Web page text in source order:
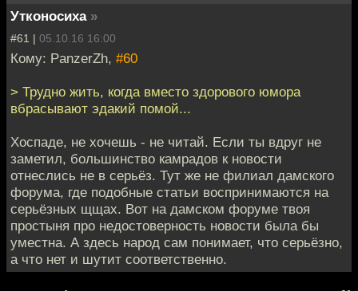
Утконосиха »
#61 | 05.10.16 16:00
Кому: PanzerZh, #60
> Трудно жить, когда вместо здорового юмора
вбрасывают эдакий помой...
Хоспаде, не хочешь - не читай. Если ты вдруг не
заметил, большинство камрадов к новости
отнеслись не в серьёз. Тут же не филиал дамского
форума, где подобные статьи воспринимаются на
серьёзных щщах. Вот на дамском форуме твоя
простыня про недостоверность новости была бы
уместна. А здесь народ сам понимает, что серьёзно,
а что нет и шутит соответственно.